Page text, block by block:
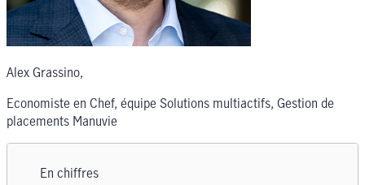
Alex Grassino,
Economiste en Chef, équipe Solutions multiactifs, Gestion de
placements Manuvie
En chiffres